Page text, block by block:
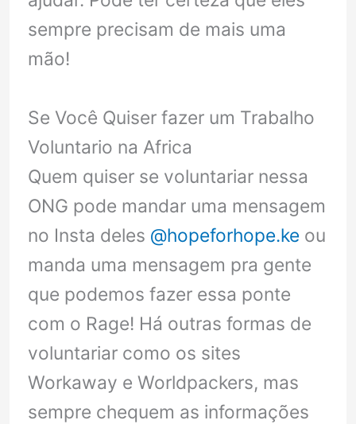
sempre precisam de mais uma
mão!
Se Você Quiser fazer um Trabalho
Voluntario na Africa
Quem quiser se voluntariar nessa
ONG pode mandar uma mensagem
no Insta deles @hopeforhope.ke ou
manda uma mensagem pra gente
que podemos fazer essa ponte
com o Rage! Há outras formas de
voluntariar como os sites
Workaway e Worldpackers, mas
sempre chequem as informações